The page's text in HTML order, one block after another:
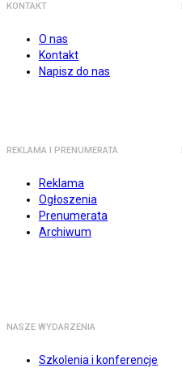
KONTAKT
O nas
Kontakt
Napisz do nas
REKLAMA I PRENUMERATA
Reklama
Ogłoszenia
Prenumerata
Archiwum
NASZE WYDARZENIA
Szkolenia i konferencje